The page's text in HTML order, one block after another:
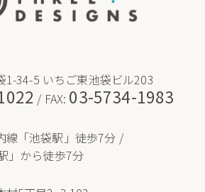
1-34-5 いちご東池袋ビル203
/ FAX: 03-5734-1983
線「池袋駅」徒歩7分 /
」から徒歩7分